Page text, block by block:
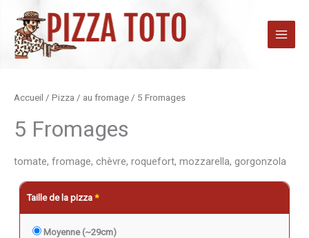
contenu
Accueil / Pizza / au fromage / 5 Fromages
5 Fromages
tomate, fromage, chèvre, roquefort, mozzarella, gorgonzola
Taille de la pizza *
Moyenne (~29cm)
quantité
5